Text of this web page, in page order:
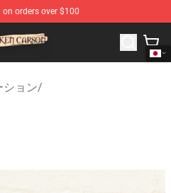
orders over $100
Ken Carson Merchandise
ション/